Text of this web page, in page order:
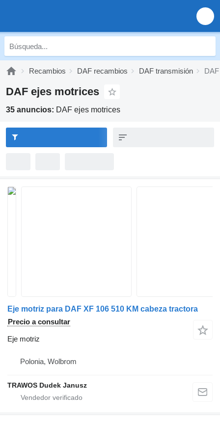
Recambios DAF recambios DAF transmisión
DAF ejes motrices
35 anuncios: DAF ejes motrices
Eje motriz para DAF XF 106 510 KM cabeza tractora
Precio a consultar
Eje motriz
Polonia, Wolbrom
TRAWOS Dudek Janusz